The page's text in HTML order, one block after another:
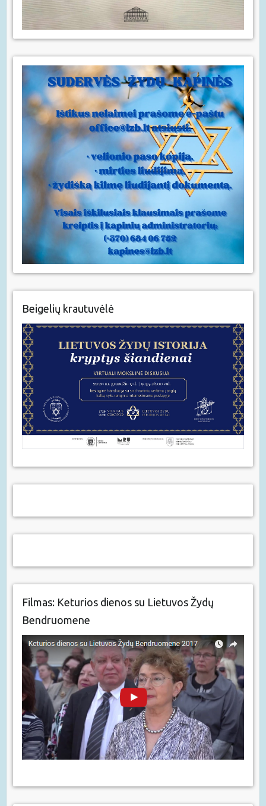
Beigelių krautuvėlė
Filmas: Keturios dienos su Lietuvos Žydų
Bendruomene